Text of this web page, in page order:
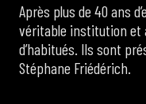
Après plus de 40 ans
véritable institution et
d’habitués. Ils sont
Stéphane Friédérich.